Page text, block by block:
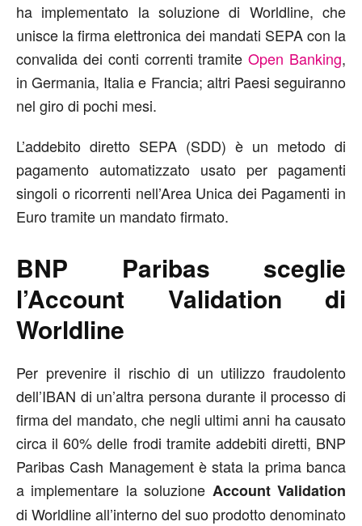
ha implementato la soluzione di Worldline, che
unisce la firma elettronica dei mandati SEPA con la
convalida dei conti correnti tramiteOpen Banking,
in Germania, Italia e Francia; altri Paesi seguiranno
nel giro di pochi mesi.
L’addebito diretto SEPA (SDD) è un metodo di
pagamento automatizzato usato per pagamenti
singoli o ricorrenti nell’Area Unica dei Pagamenti in
Euro tramite un mandato firmato.
BNP Paribas sceglie
l’Account Validation di
Worldline
Per prevenire il rischio di un utilizzo fraudolento
dell’IBAN di un’altra persona durante il processo di
firma del mandato, che negli ultimi anni ha causato
circa il 60% delle frodi tramite addebiti diretti, BNP
Paribas Cash Management è stata la prima banca
a implementare la soluzione Account Validation
di Worldline all’interno del suo prodotto denominato